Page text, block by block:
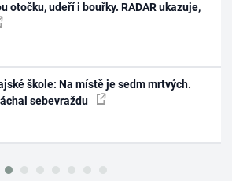
otočku, udeří i bouřky. RADAR ukazuje,
škole: Na místě je sedm mrtvých.
sebevraždu